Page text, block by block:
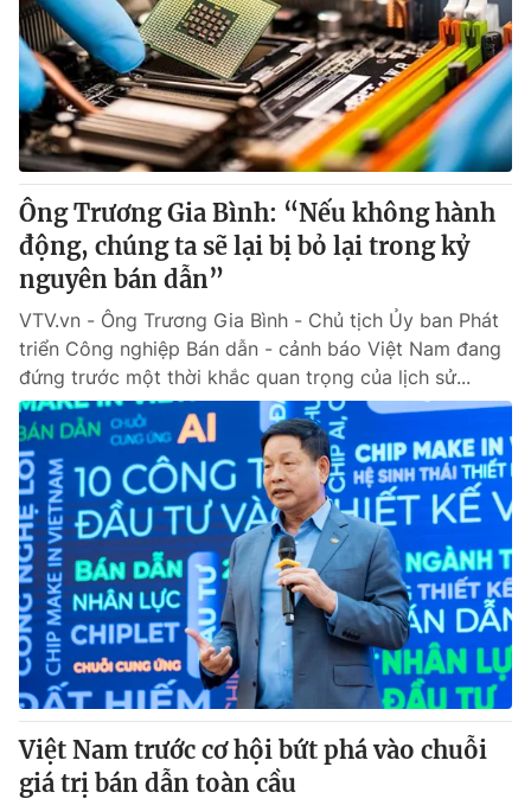
Ông Trương Gia Bình: “Nếu không hành
động, chúng ta sẽ lại bị bỏ lại trong kỷ
nguyên bán dẫn”
VTV.vn - Ông Trương Gia Bình - Chủ tịch Ủy ban Phát
triển Công nghiệp Bán dẫn - cảnh báo Việt Nam đang
đứng trước một thời khắc quan trọng của lịch sử...
Việt Nam trước cơ hội bứt phá vào chuỗi
giá trị bán dẫn toàn cầu